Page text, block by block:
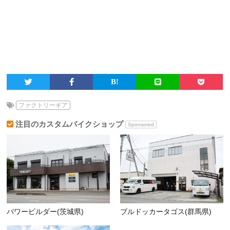
ファクトリーギア
注目のカスタムバイクショップ Sponsored
パワービルダー(茨城県) ブルドッカータゴス(群馬県)